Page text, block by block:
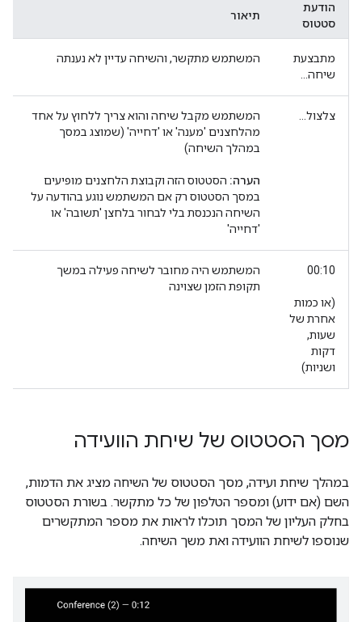
הודעת
סטטוס
תיאור
מתבצעת
שיחה...
המשתמש מתקשר, והשיחה עדיין לא נענתה
צלצול...
המשתמש מקבל שיחה והוא צריך ללחוץ על אחד
מהלחצנים 'מענה' או 'דחייה' (שמוצג במסך
במהלך השיחה)
הערה: הסטטוס הזה וקבוצת הלחצנים מופיעים
במסך הסטטוס רק אם המשתמש נוגע בהודעה על
השיחה הנכנסת בלי לבחור בלחצן 'תשובה' או
'דחייה'
00:10
(או כמות
אחרת של
שעות,
דקות
ושניות)
המשתמש היה מחובר לשיחה פעילה במשך
תקופת הזמן שצוינה
מסך הסטטוס של שיחת הוועידה
במהלך שיחת ועידה, מסך הסטטוס של השיחה מציג את הדמות,
השם (אם ידוע) ומספר הטלפון של כל מתקשר. בשורת הסטטוס
בחלק העליון של המסך תוכלו לראות את מספר המתקשרים
שנוספו לשיחת הוועידה ואת משך השיחה.